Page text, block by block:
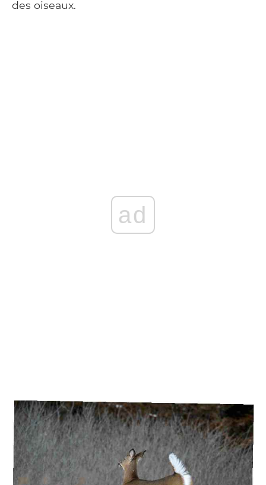
des oiseaux.
ad